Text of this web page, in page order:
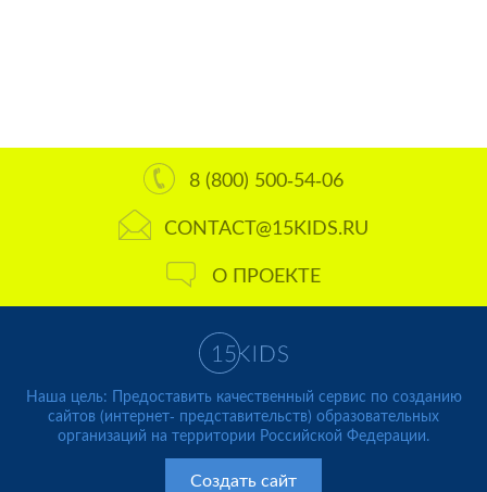
8 (800) 500-54-06
CONTACT@15KIDS.RU
О ПРОЕКТЕ
Наша цель: Предоставить качественный сервис по созданию
сайтов (интернет- представительств) образовательных
организаций на территории Российской Федерации.
Создать сайт